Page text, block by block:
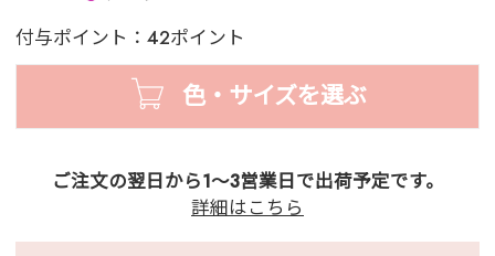
付与ポイント：42ポイント
色・サイズを選ぶ
ご注文の翌日から1～3営業日で出荷予定です。
詳細はこちら